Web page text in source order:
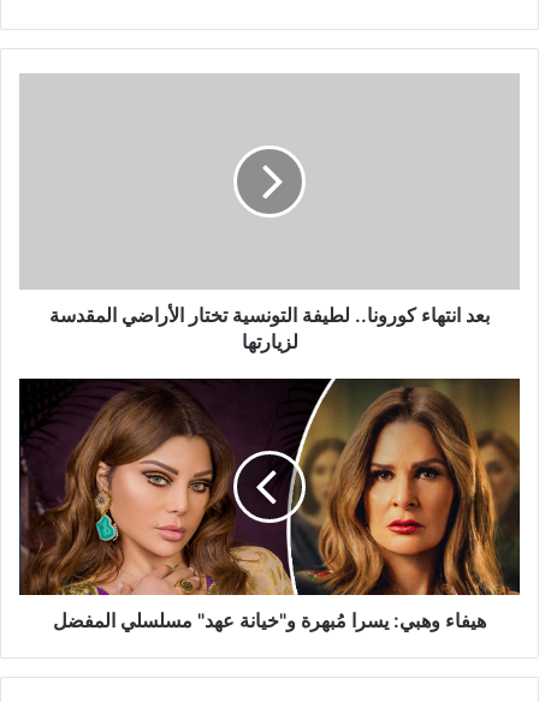
لزيارتها
بعد انتهاء كورونا.. لطيفة التونسية تختار الأراضي المقدسة
لزيارتها
يسرا
مُبهرة
و"خيانة
عهد"
مسلسلي
المفضل
هيفاء وهبي: يسرا مُبهرة و"خيانة عهد" مسلسلي المفضل